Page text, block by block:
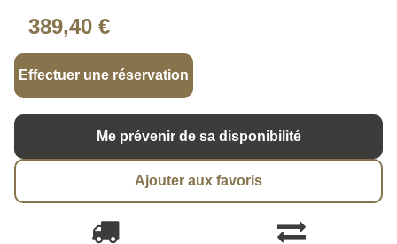
389,40 €
Effectuer une réservation
Me prévenir de sa disponibilité
Ajouter aux favoris